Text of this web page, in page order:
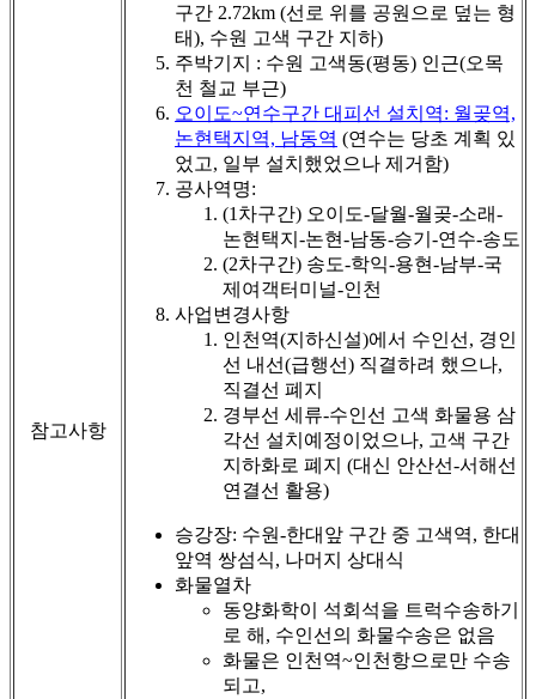
참고사항
구간 2.72km (선로 위를 공원으로 덮는 형
태), 수원 고색 구간 지하)
주박기지 : 수원 고색동(평동) 인근(오목
천 철교 부근)
오이도~연수구간 대피선 설치역: 월곶역,
논현택지역, 남동역 (연수는 당초 계획 있
었고, 일부 설치했었으나 제거함)
공사역명:
(1차구간) 오이도-달월-월곶-소래-
논현택지-논현-남동-승기-연수-송도
(2차구간) 송도-학익-용현-남부-국
제여객터미널-인천
사업변경사항
인천역(지하신설)에서 수인선, 경인
선 내선(급행선) 직결하려 했으나,
직결선 폐지
경부선 세류-수인선 고색 화물용 삼
각선 설치예정이었으나, 고색 구간
지하화로 폐지 (대신 안산선-서해선
연결선 활용)
승강장: 수원-한대앞 구간 중 고색역, 한대
앞역 쌍섬식, 나머지 상대식
화물열차
동양화학이 석회석을 트럭수송하기
로 해, 수인선의 화물수송은 없음
화물은 인천역~인천항으로만 수송
되고,